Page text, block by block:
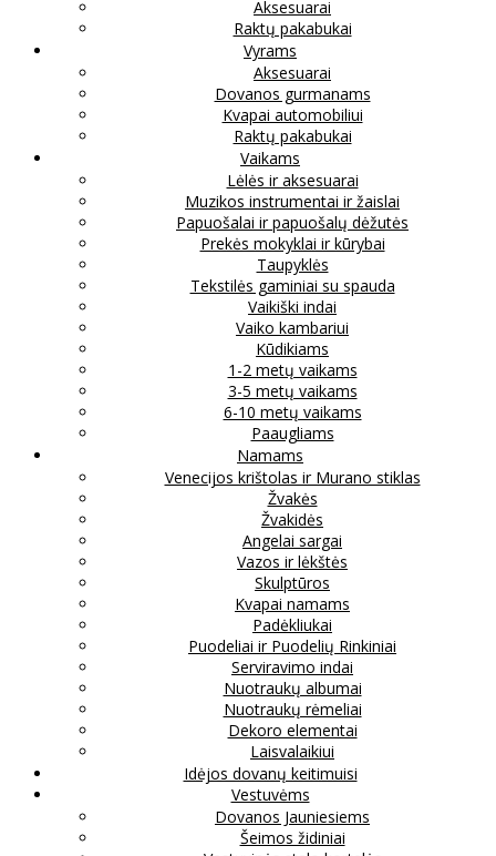
Aksesuarai
Raktų pakabukai
Vyrams
Aksesuarai
Dovanos gurmanams
Kvapai automobiliui
Raktų pakabukai
Vaikams
Lėlės ir aksesuarai
Muzikos instrumentai ir žaislai
Papuošalai ir papuošalų dėžutės
Prekės mokyklai ir kūrybai
Taupyklės
Tekstilės gaminiai su spauda
Vaikiški indai
Vaiko kambariui
Kūdikiams
1-2 metų vaikams
3-5 metų vaikams
6-10 metų vaikams
Paaugliams
Namams
Venecijos krištolas ir Murano stiklas
Žvakės
Žvakidės
Angelai sargai
Vazos ir lėkštės
Skulptūros
Kvapai namams
Padėkliukai
Puodeliai ir Puodelių Rinkiniai
Serviravimo indai
Nuotraukų albumai
Nuotraukų rėmeliai
Dekoro elementai
Laisvalaikiui
Idėjos dovanų keitimuisi
Vestuvėms
Dovanos Jauniesiems
Šeimos židiniai